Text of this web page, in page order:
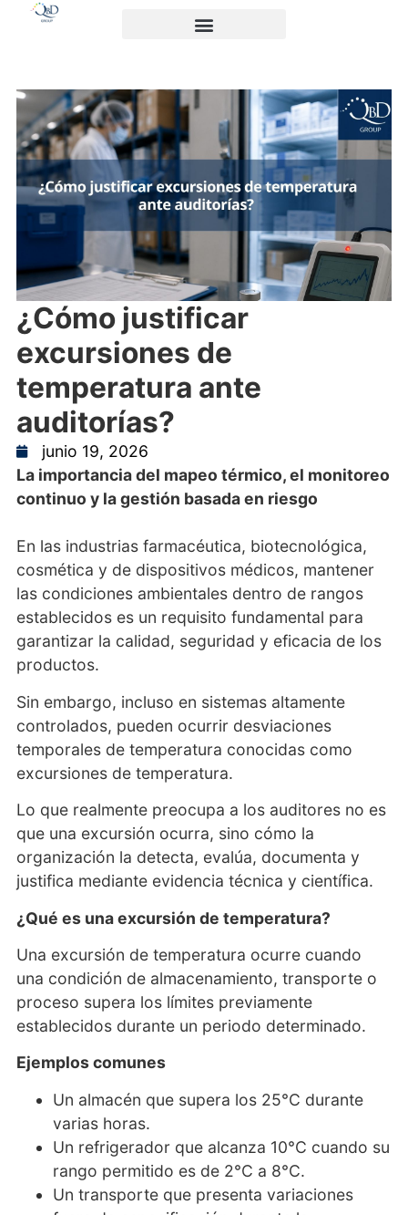
¿Cómo justificar
excursiones de
temperatura ante
auditorías?
junio 19, 2026
La importancia del mapeo térmico, el monitoreo
continuo y la gestión basada en riesgo
En las industrias farmacéutica, biotecnológica,
cosmética y de dispositivos médicos, mantener
las condiciones ambientales dentro de rangos
establecidos es un requisito fundamental para
garantizar la calidad, seguridad y eficacia de los
productos.
Sin embargo, incluso en sistemas altamente
controlados, pueden ocurrir desviaciones
temporales de temperatura conocidas como
excursiones de temperatura.
Lo que realmente preocupa a los auditores no es
que una excursión ocurra, sino cómo la
organización la detecta, evalúa, documenta y
justifica mediante evidencia técnica y científica.
¿Qué es una excursión de temperatura?
Una excursión de temperatura ocurre cuando
una condición de almacenamiento, transporte o
proceso supera los límites previamente
establecidos durante un periodo determinado.
Ejemplos comunes
Un almacén que supera los 25°C durante
varias horas.
Un refrigerador que alcanza 10°C cuando su
rango permitido es de 2°C a 8°C.
Un transporte que presenta variaciones